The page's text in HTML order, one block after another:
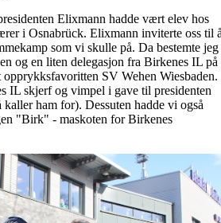
Elixmann hadde vært elev hos
i Osnabrück. Elixmann inviterte oss til
som vi skulle på. Da bestemte jeg
og en liten delegasjon fra Birkenes IL på
SV Wehen Wiesbaden.
IL skjerf og vimpel i gave til presidenten
ham for). Dessuten hadde vi også
"Birk" - maskoten for Birkenes